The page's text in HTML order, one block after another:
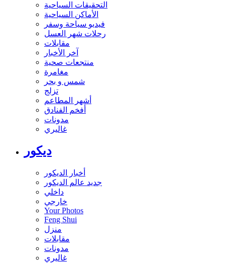
التحقيقات السياحية
الأماكن السياحية
فيديو سياحة وسفر
رحلات شهر العسل
مقابلات
آخر الأخبار
منتجعات صحية
مغامرة
شمس و بحر
تزلج
أشهر المطاعم
أفخم الفنادق
مدونات
غاليري
ديكور
أخبار الديكور
جديد عالم الديكور
داخلي
خارجي
Your Photos
Feng Shui
منزل
مقابلات
مدونات
غاليري